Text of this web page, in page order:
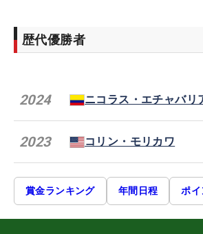
歴代優勝者
2024 ニコラス・エチャバリ
2023 コリン・モリカワ
賞金ランキング 年間日程 ポ